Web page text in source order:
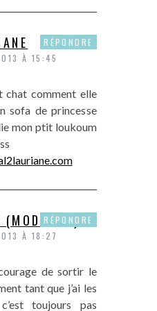
À 15:45
chat comment elle
sofa de princesse
mon ptit loukoum
RÉPONDRE
(MODASSE)
À 18:27
de sortir le
tant que j’ai les
toujours pas
RÉPONDRE